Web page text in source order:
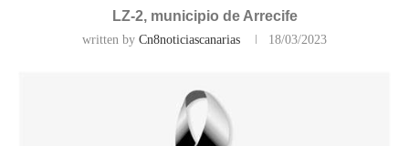
LZ-2, municipio de Arrecife
written by Cn8noticiascanarias 18/03/2023